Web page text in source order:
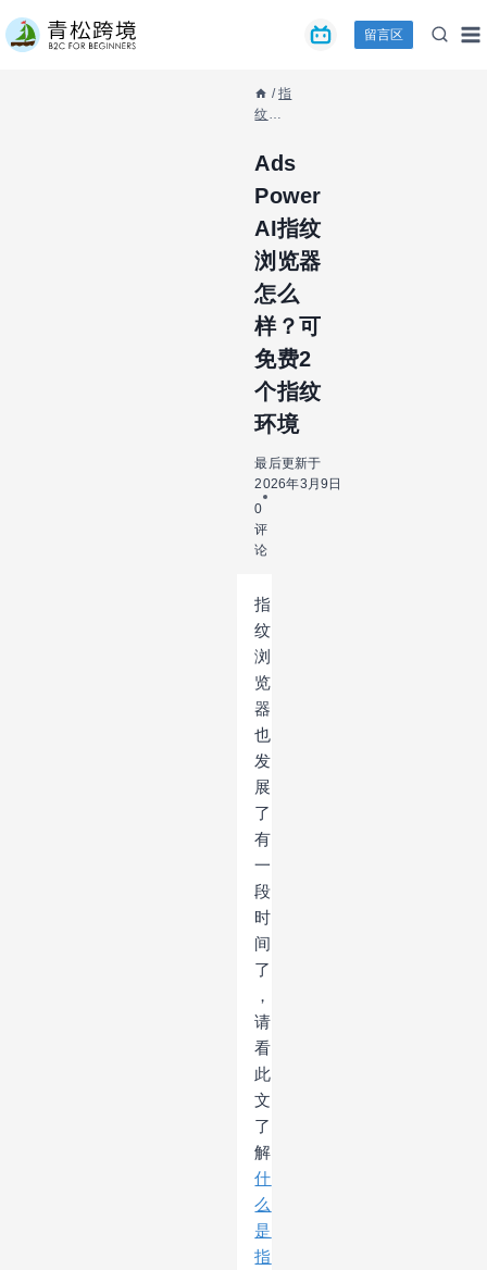
到
留言区
/ 指
纹浏
Ads
AI指纹
浏览
器怎
么
样？
可免
费2个
指纹
环境
Ads
Power
AI指纹
浏览器
怎么
样？可
免费2
个指纹
环境
最后更新于
2026年3月9日
0
评
论
指
纹
浏
览
器
也
发
展
了
有
一
段
时
间
了
，
请
看
此
文
了
解
什
么
是
指